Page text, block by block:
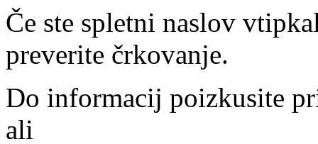
Če ste spletni naslov
preverite črkovanje.
Do informacij poizkusite
ali